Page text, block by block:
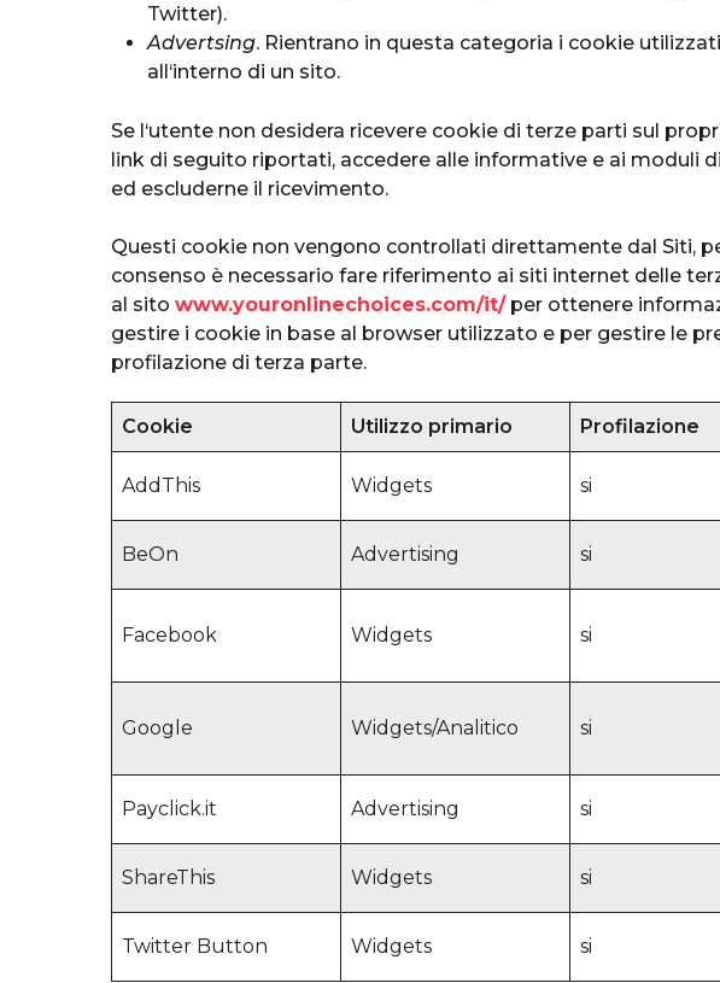
Twitter).
Advertsing. Rientrano in questa categoria i cookie
all‘interno di un sito.
Se l‘utente non desidera ricevere cookie di terze parti sul
link di seguito riportati, accedere alle informative e ai moduli
ed escluderne il ricevimento.
Questi cookie non vengono controllati direttamente dal Siti,
consenso è necessario fare riferimento ai siti internet delle
al sito www.youronlinechoices.com/it/per ottenere
gestire i cookie in base al browser utilizzato e per gestire le
profilazione di terza parte.
Cookie Utilizzo primario Profilazione
AddThis Widgets si
BeOn Advertising si
Facebook Widgets si
Google Widgets/Analitico si
Payclick.it Advertising si
ShareThis Widgets si
Twitter Button Widgets si